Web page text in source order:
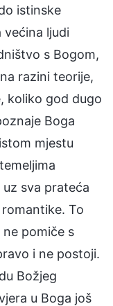
istinske
većina ljudi
s Bogom,
razini teorije,
koliko god dugo
Boga
mjestu
sva prateća
To
pomiče s
i ne postoji.
Božjeg
u Boga još